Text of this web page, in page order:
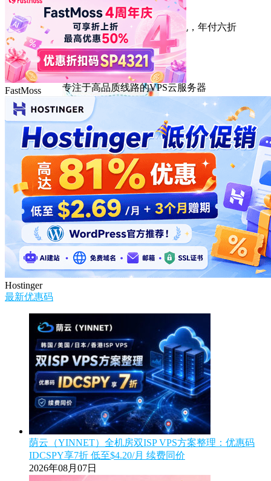
HostEase
性能出众的高性价比美国主机，年付六折
DMIT
专注于高品质线路的VPS云服务器
FastMoss
Hostinger
最新优惠码
荫云（YINNET）全机房双ISP VPS方案整理：优惠码
IDCSPY享7折 低至$4.20/月 续费同价
2026年08月07日